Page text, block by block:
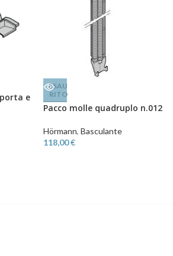
e
ESAU
RITO
Pacco molle quadruplo n.012
Hörmann, Basculante
118,00€